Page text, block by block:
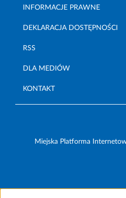
INFORMACJE PRAWNE
DEKLARACJA DOSTĘPNOŚCI
RSS
DLA MEDIÓW
KONTAKT
Miejska Platforma